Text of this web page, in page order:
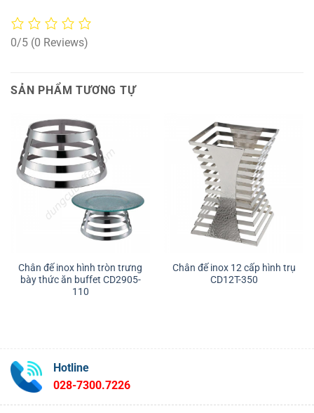
0/5 (0 Reviews)
SẢN PHẨM TƯƠNG TỰ
Chân đế inox hình tròn trưng
bày thức ăn buffet CD2905-
110
Chân đế inox 12 cấp hình trụ
CD12T-350
Hotline
028-7300.7226